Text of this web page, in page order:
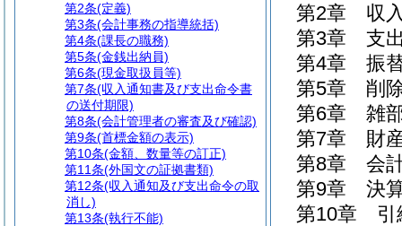
第2章
収
第3章
支
第4章
振
第5章
削
第6章
雑
第7章
財
第8章
会
第9章
決
第10章
引
第2条(定義)
第3条(会計事務の指導統括)
第4条(課長の職務)
第5条(金銭出納員)
第6条(現金取扱員等)
第7条(収入通知書及び支出命令書
の送付期限)
第8条(会計管理者の審査及び確認)
第9条(首標金額の表示)
第10条(金額、数量等の訂正)
第11条(外国文の証拠書類)
第12条(収入通知及び支出命令の取
消し)
第13条(執行不能)